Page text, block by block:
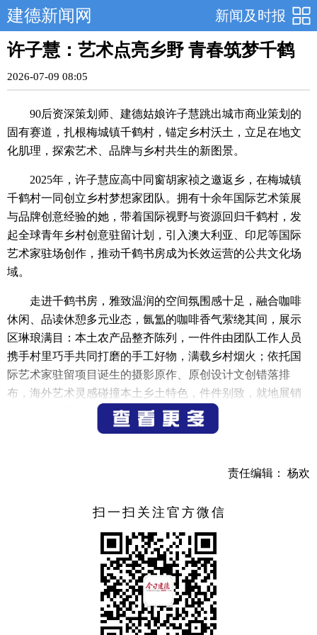
新闻及时报
建德新闻网
许子慧：艺术点亮乡野 青春筑梦千鹤
2026-07-09 08:05
90后资深策划师、建德姑娘许子慧跳出城市商业策划的
固有赛道，扎根梅城镇千鹤村，锚定乡村沃土，立足在地文
化肌理，探索艺术、品牌与乡村共生的新图景。
2025年，许子慧应高中同窗胡家祯之邀返乡，在梅城镇
千鹤村一同创立乡村梦想家团队。拥有十余年国际艺术策展
与品牌创意经验的她，带着国际视野与资源回归千鹤村，发
起全球青年乡村创意驻留计划，引入澳大利亚、印尼等国际
艺术家驻场创作，推动千鹤书房成为长效运营的公共文化场
域。
走进千鹤书房，雅致温润的空间氛围感十足，融合咖啡
休闲、品读休憩多元业态，氤氲的咖啡香气萦绕其间，展示
区琳琅满目：本土农产品整齐陈列，一件件由团队工作人员
携手村里巧手共同打磨的手工好物，满载乡村烟火；依托国
际艺术家驻留项目诞生的摄影原作、原创设计文创错落排
布，海外艺术灵感碰撞本土乡土特色，件件别致，就地展销
之余，多款特色产品走出乡村、远销海内外。
设计专属梅城的特色文化符号，为乡村文创产业搭建一套标
创设计、公共艺术空间打造等乡村文旅产业开发。
许子慧表示，团队利用“梅城镇纹样数字文化资产库”开
发的文创产品销往海内外，其收益与村集体、村民共享，为
村集体、村民增收创造更多可能性。
深耕千鹤村十余月，许子慧早已与这片乡土深度相融。
朝夕相处间，村民的淳朴热忱、邻里的温情烟火，让她愈发
责任编辑： 杨欢
扫一扫关注官方微信